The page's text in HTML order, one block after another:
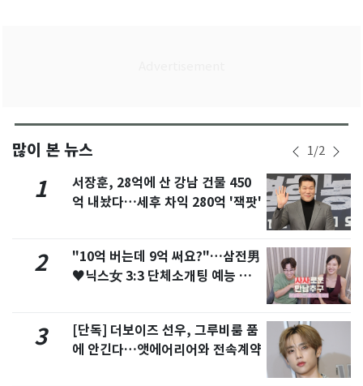
많이 본 뉴스 1/2
1
서장훈, 28억에 산 강남 건물 450
억 내놨다…세후 차익 280억 '잭팟'
2
"10억 버는데 9억 써요?"…삼전男
♥닉스女 3:3 단체소개팅 예능 화
3
[단독] 더보이즈 선우, 그루비룸 품
에 안긴다…앳에어리어와 전속계약